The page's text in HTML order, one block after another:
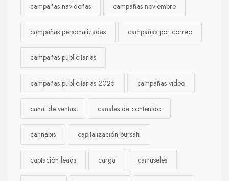
campañas navideñas campañas noviembre
campañas personalizadas campañas por correo
campañas publicitarias
campañas publicitarias 2025 campañas video
canal de ventas canales de contenido
cannabis capitalización bursátil
captación leads carga carruseles